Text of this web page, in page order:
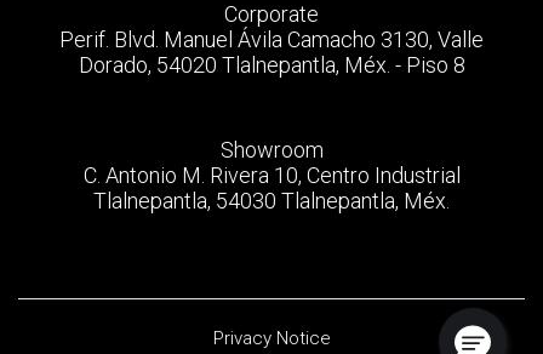
Corporate
Perif. Blvd. Manuel Ávila Camacho 3130, Valle
Dorado, 54020 Tlalnepantla, Méx. - Piso 8
Showroom
C. Antonio M. Rivera 10, Centro Industrial
Tlalnepantla, 54030 Tlalnepantla, Méx.
Privacy Notice